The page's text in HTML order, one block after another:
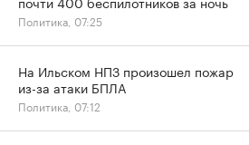
Политика, 07:25
На Ильском НПЗ произошел пожар
из-за атаки БПЛА
Политика, 07:12